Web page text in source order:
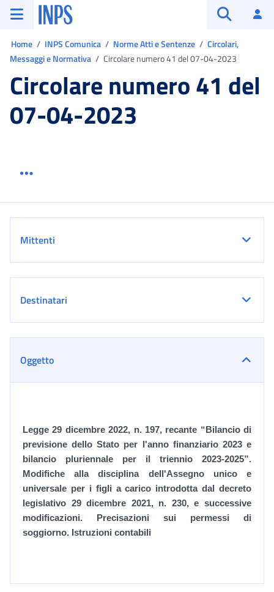
Vai al menu principale
Vai al contenuto principale
Vai al pie' di pagina
INPS ()
Home INPS Comunica Norme Atti e Sentenze
Circolari,
Messaggi e Normativa
Circolare numero 41 del 07-04-2023
Circolare numero 41 del
07-04-2023
Mittenti
Destinatari
Oggetto
Legge 29 dicembre 2022, n. 197, recante “Bilancio di
previsione dello Stato per l'anno finanziario 2023 e
bilancio pluriennale per il triennio 2023-2025”.
Modifiche alla disciplina dell'Assegno unico e
universale per i figli a carico introdotta dal decreto
legislativo 29 dicembre 2021, n. 230, e successive
modificazioni. Precisazioni sui permessi di
soggiorno. Istruzioni contabili